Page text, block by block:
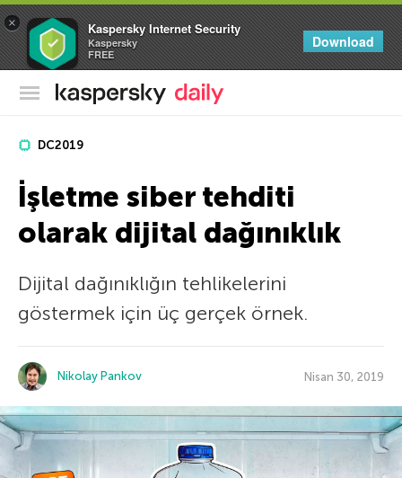
× Kaspersky Internet Security
Kaspersky
FREE
Download
Kaspersky Resmi Blogu
DC2019
İşletme siber tehditi
olarak dijital dağınıklık
Dijital dağınıklığın tehlikelerini
göstermek için üç gerçek örnek.
Nikolay Pankov Nisan 30, 2019